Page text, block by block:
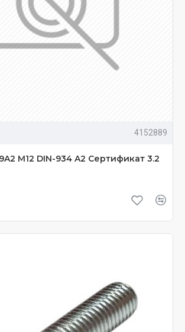
4152889
M12 DIN-934 A2 Сертификат 3.2